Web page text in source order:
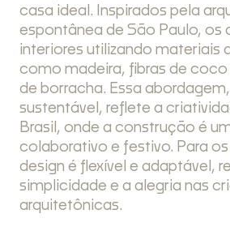
casa ideal. Inspirados pela
espontânea de São Paulo, os
interiores utilizando materiais
como madeira, fibras de coco
de borracha. Essa
sustentável, reflete a
Brasil, onde a construção é
colaborativo e festivo. Para
design é flexível e adaptável,
simplicidade e a alegria nas
arquitetônicas.